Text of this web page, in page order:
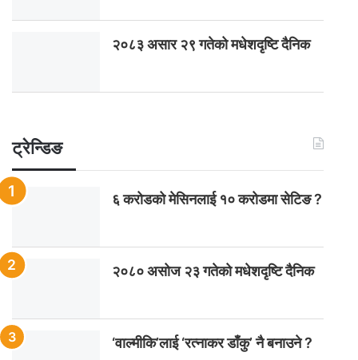
२०८३ असार २९ गतेको मधेशदृष्टि दैनिक
ट्रेन्डिङ
६ करोडको मेसिनलाई १० करोडमा सेटिङ ?
२०८० असोज २३ गतेको मधेशदृष्टि दैनिक
‘वाल्मीकि’लाई ‘रत्नाकर डाँकु’ नै बनाउने ?